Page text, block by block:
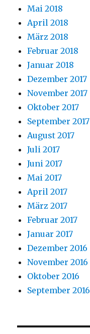
Mai 2018
April 2018
März 2018
Februar 2018
Januar 2018
Dezember 2017
November 2017
Oktober 2017
September 2017
August 2017
Juli 2017
Juni 2017
Mai 2017
April 2017
März 2017
Februar 2017
Januar 2017
Dezember 2016
November 2016
Oktober 2016
September 2016